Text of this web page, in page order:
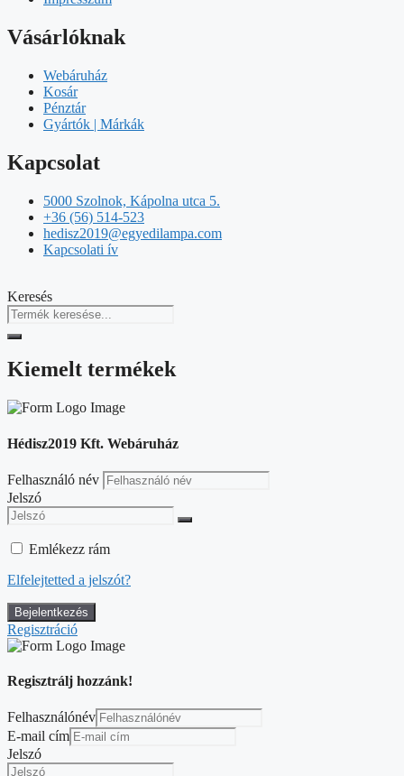
Vásárlóknak
Webáruház
Kosár
Pénztár
Gyártók | Márkák
Kapcsolat
5000 Szolnok, Kápolna utca 5.
+36 (56) 514-523
hedisz2019@egyedilampa.com
Kapcsolati ív
Keresés
Kiemelt termékek
Hédisz2019 Kft. Webáruház
Felhasználó név
Jelszó
Emlékezz rám
Elfelejtetted a jelszót?
Regisztráció
Regisztrálj hozzánk!
Felhasználónév
E-mail cím
Jelszó